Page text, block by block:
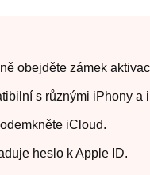
obejděte zámek
s různými iPhony a
iCloud.
heslo k Apple ID.